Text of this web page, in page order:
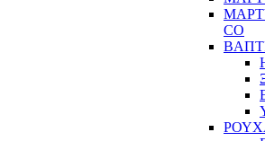
CO